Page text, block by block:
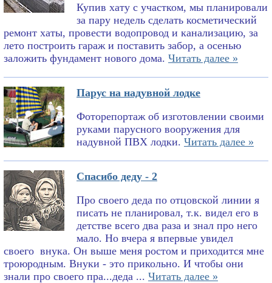
Купив хату с участком, мы планировали
за пару недель сделать косметический
ремонт хаты, провести водопровод и канализацию, за
лето построить гараж и поставить забор, а осенью
заложить фундамент нового дома. Читать далее »
Парус на надувной лодке
Фоторепортаж об изготовлении своими
руками парусного вооружения для
надувной ПВХ лодки. Читать далее »
Спасибо деду - 2
Про своего деда по отцовской линии я
писать не планировал, т.к. видел его в
детстве всего два раза и знал про него
мало. Но вчера я впервые увидел
своего внука. Он выше меня ростом и приходится мне
троюродным. Внуки - это прикольно. И чтобы они
знали про своего пра...деда ... Читать далее »